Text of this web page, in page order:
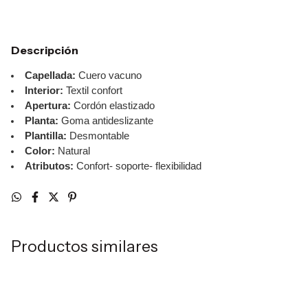
Descripción
Capellada: Cuero vacuno
Interior: Textil confort
Apertura: Cordón elastizado
Planta: Goma antideslizante
Plantilla: Desmontable
Color: Natural
Atributos: Confort- soporte- flexibilidad
Productos similares